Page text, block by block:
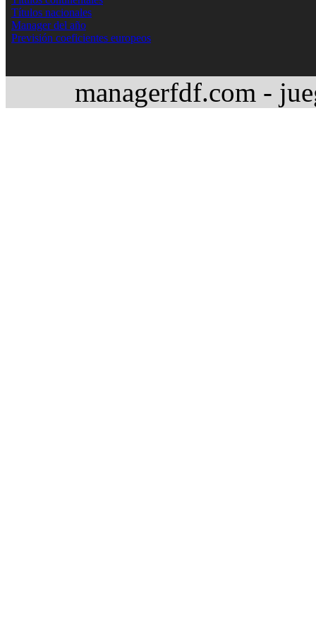
Títulos nacionales
Manager del año
Previsión coeficientes europeos
managerfdf.com -